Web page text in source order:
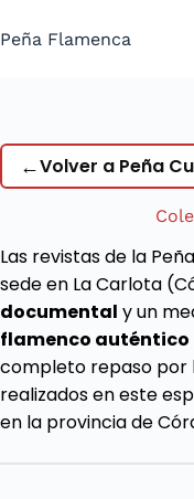
al
Peña Flamenca
←Volver a Peña
Las revistas de la
sede en La Carlota
documental y un
flamenco auténtico
completo repaso por
realizados en este
en la provincia de